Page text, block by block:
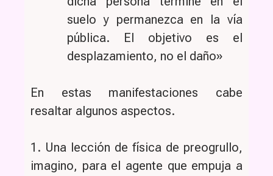
suelo y permanezca en la vía
pública. El objetivo es el
desplazamiento, no el daño»
En estas manifestaciones cabe
resaltar algunos aspectos.
1. Una lección de física de preogrullo,
imagino, para el agente que empuja a